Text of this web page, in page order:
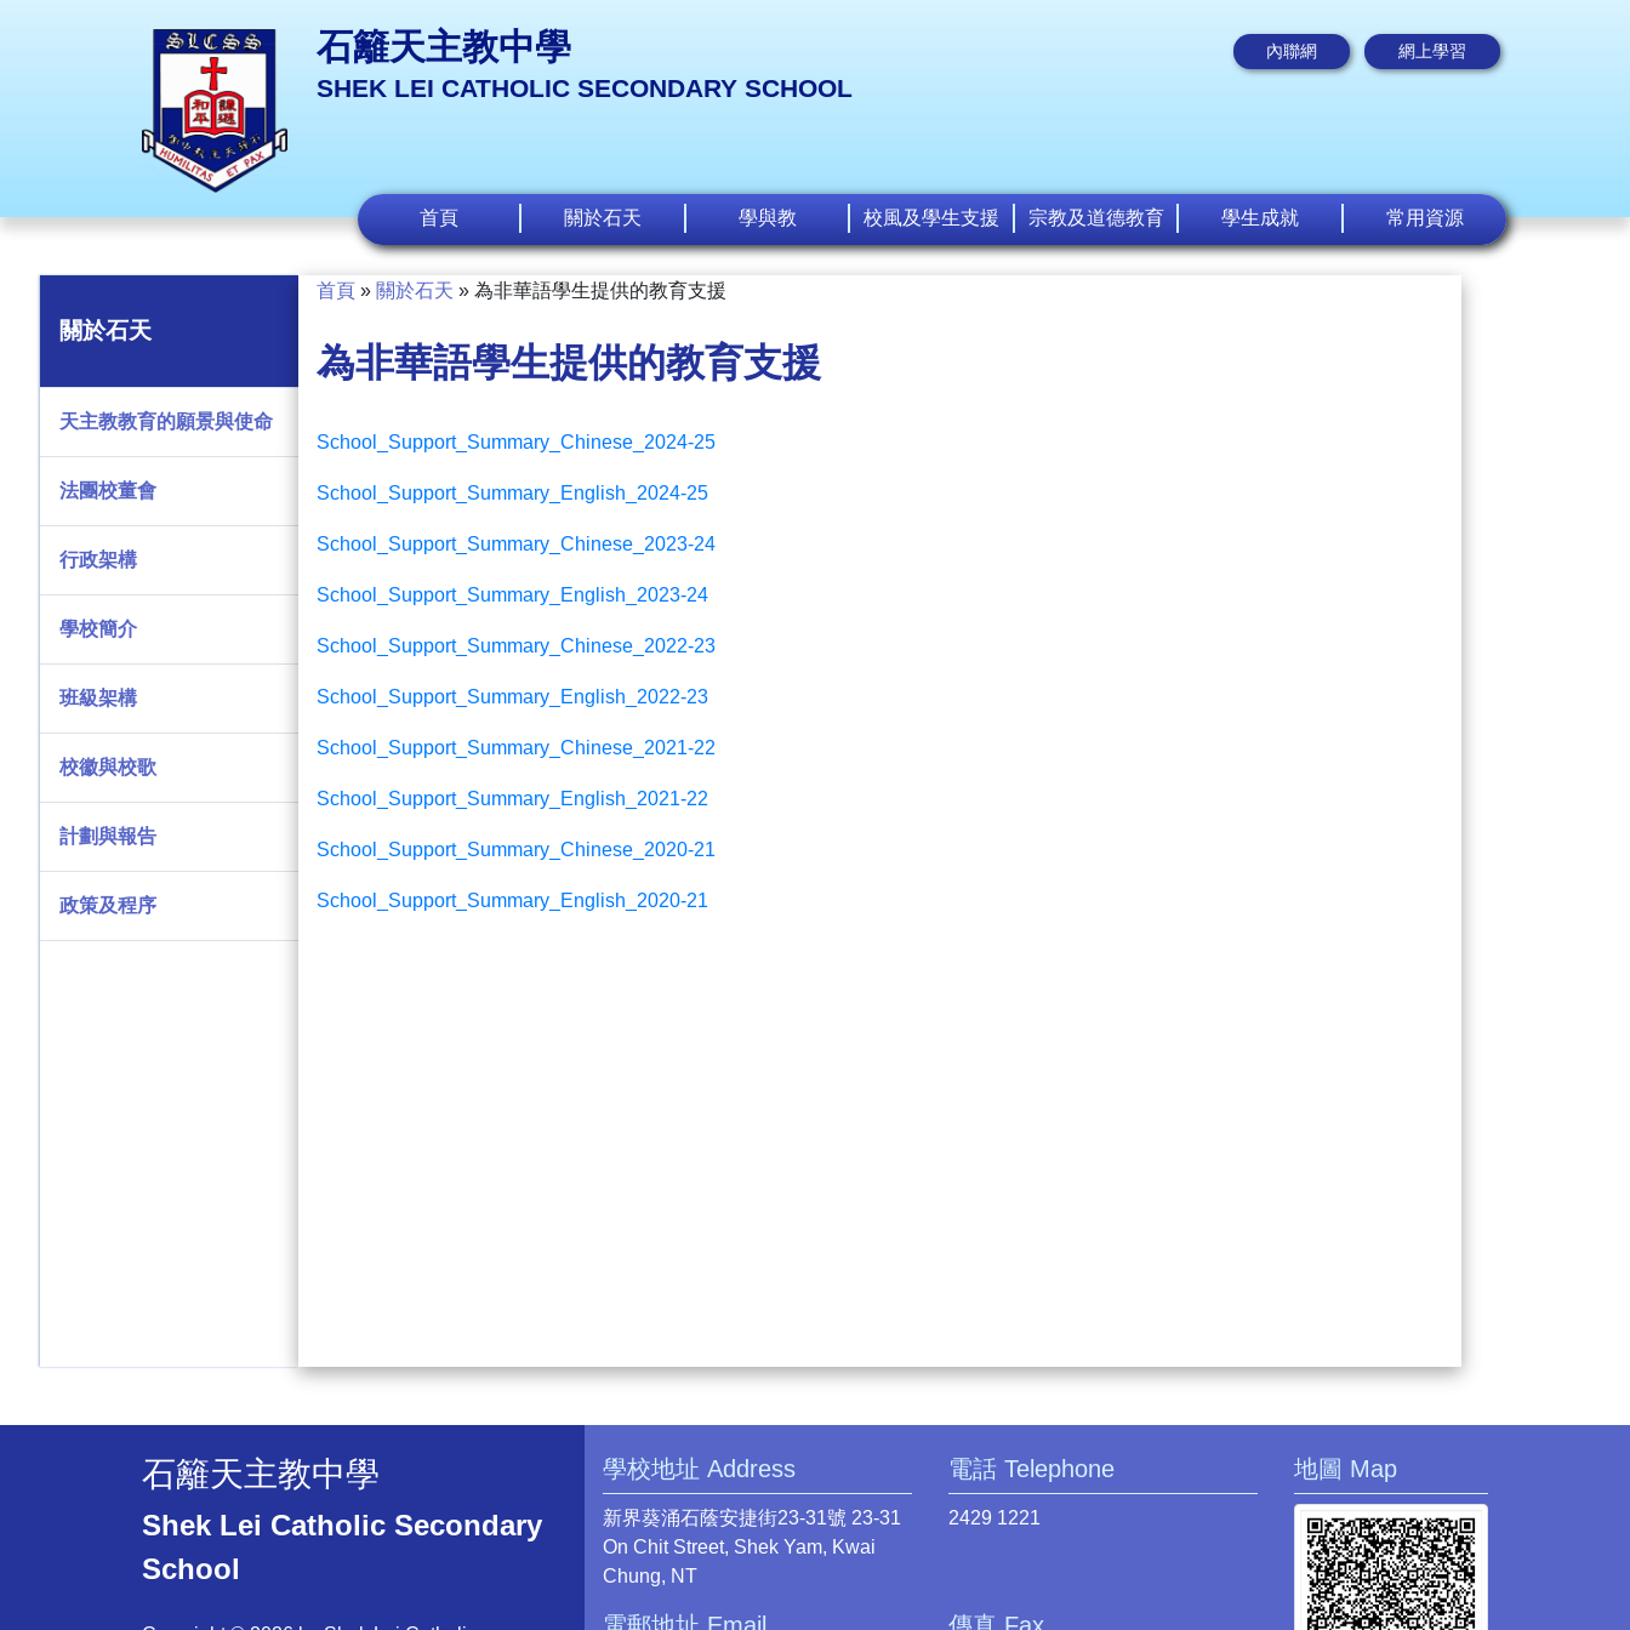
石籬天主教中學
SHEK LEI CATHOLIC SECONDARY SCHOOL
內聯網 網上學習
首頁 關於石天 學與教 校風及學生支援 宗教及道德教育 學生成就 常用資源
關於石天
天主教教育的願景與使命
法團校董會
行政架構
學校簡介
班級架構
校徽與校歌
計劃與報告
政策及程序
首頁 » 關於石天 » 為非華語學生提供的教育支援
為非華語學生提供的教育支援
School_Support_Summary_Chinese_2024-25
School_Support_Summary_English_2024-25
School_Support_Summary_Chinese_2023-24
School_Support_Summary_English_2023-24
School_Support_Summary_Chinese_2022-23
School_Support_Summary_English_2022-23
School_Support_Summary_Chinese_2021-22
School_Support_Summary_English_2021-22
School_Support_Summary_Chinese_2020-21
School_Support_Summary_English_2020-21
石籬天主教中學
Shek Lei Catholic Secondary
School
學校地址 Address
新界葵涌石蔭安捷街23-31號 23-31
On Chit Street, Shek Yam, Kwai
Chung, NT
電話 Telephone
2429 1221
地圖 Map